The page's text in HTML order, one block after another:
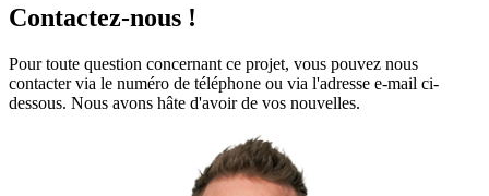
Contactez-nous !
Pour toute question concernant ce projet, vous pouvez nous
contacter via le numéro de téléphone ou via l'adresse e-mail ci-
dessous. Nous avons hâte d'avoir de vos nouvelles.